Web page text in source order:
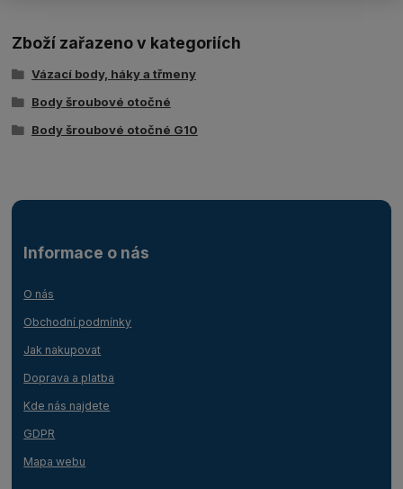
Zboží zařazeno v kategoriích
Vázací body, háky a třmeny
Body šroubové otočné
Body šroubové otočné G10
Informace o nás
O nás
Obchodní podmínky
Jak nakupovat
Doprava a platba
Kde nás najdete
GDPR
Mapa webu